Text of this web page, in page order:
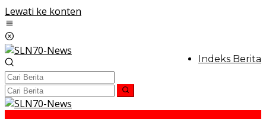
Lewati ke konten
Indeks Berita